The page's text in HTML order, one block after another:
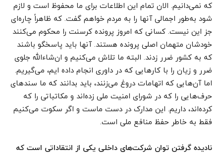
که نمی‌دانیم. الان تمام این اطلاعات برای ما محفوظ است و لازم
شود به‌طور اجمالی آنها را به مردم خواهم گفت. که ظاهراً چاره‌ای
جز این نیست. کسانی که امروز پرونده کرسنت را محکوم می‌کنند
خودشان متهمان اصلی پرونده هستند. آنها باید پاسخگو باشند
که به کشور ضرر زدند. البته ما تلاش می‌کنیم و ان‌شاءالله جلوی
ضرر و زیان را با کارهایی که در داوری انجام داده ایم، می‌گیریم.
اما آن‌هایی که اتهامات دروغ می‌زنند، باید بدانند که ما سندهای
حرف‌هایی را که در شورای امنیت ملی زده‌اند و مکاتباتی را که
کرده‌اند، داریم. این مدارک در دست ماست و اگر سکوت می‌کنیم
فقط به خاطر حفظ منافع ملی است.
نادیده گرفتن توان شرکت‌های داخلی یکی از انتقاداتی است که